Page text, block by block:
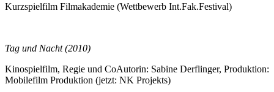
Kurzspielfilm Filmakademie (Wettbewerb Int.Fak.Festival)
Tag und Nacht (2010)
Kinospielfilm, Regie und CoAutorin: Sabine Derflinger, Produktion:
Mobilefilm Produktion (jetzt: NK Projekts)